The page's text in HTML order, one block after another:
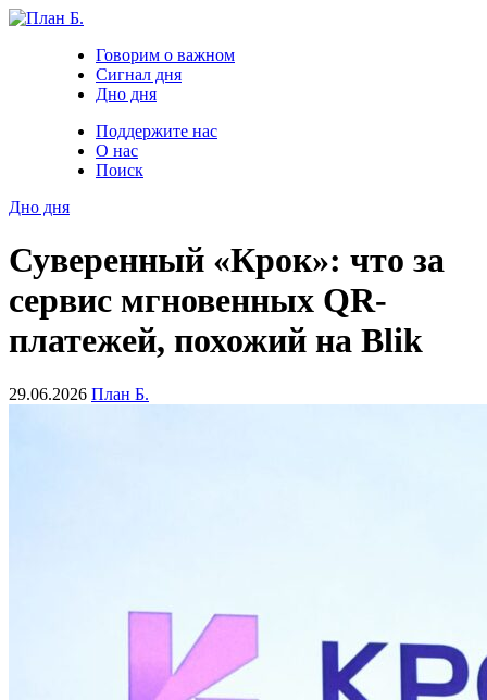
Говорим о важном
Сигнал дня
Дно дня
Поддержите нас
О нас
Поиск
Дно дня
Суверенный «Крок»: что за
сервис мгновенных QR-
платежей, похожий на Blik
29.06.2026 План Б.